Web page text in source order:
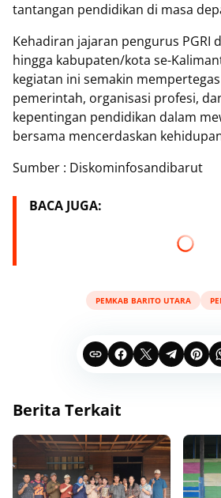
tantangan pendidikan di masa
Kehadiran jajaran pengurus PGRI
hingga kabupaten/kota se-
kegiatan ini semakin
pemerintah, organisasi profesi,
kepentingan pendidikan dalam
bersama mencerdaskan
Sumber : Diskominfosandibarut
BACA JUGA:
PEMKAB BARITO UTARA
Berita Terkait